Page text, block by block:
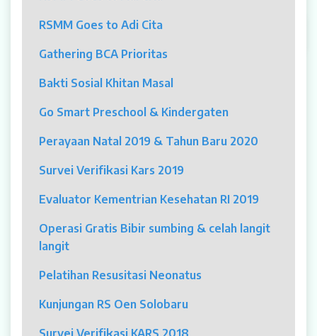
Dokter
Jadwal Dokter
Sunday Clinic
Dokter Spesialis
Dokter Umum
RSMM Goes to Adi Cita
Gathering BCA Prioritas
Bakti Sosial Khitan Masal
Go Smart Preschool & Kindergaten
Perayaan Natal 2019 & Tahun Baru 2020
Survei Verifikasi Kars 2019
Evaluator Kementrian Kesehatan RI 2019
Operasi Gratis Bibir sumbing & celah langit
langit
Pelatihan Resusitasi Neonatus
Kunjungan RS Oen Solobaru